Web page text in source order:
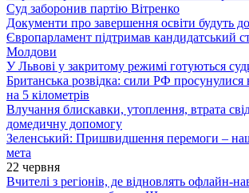
Суд заборонив партію Вітренко
Документи про завершення освіти будуть
Європарламент підтримав кандидатський
Молдови
У Львові у закритому режимі готуються
Британська розвідка: сили РФ просунулися
на 5 кілометрів
Влучання блискавки, утоплення, втрата
домедичну допомогу
Зеленський: Пришвидшення перемоги –
мета
22 червня
Вчителі з регіонів, де відновлять офлайн-